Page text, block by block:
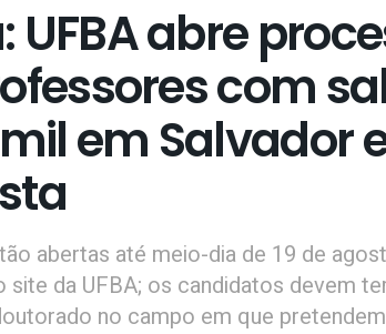
abre
com
mil em Salvador
abertas até meio-dia de 19 de
site da UFBA; os candidatos devem
no campo em que